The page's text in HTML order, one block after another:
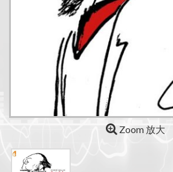
Zoom 放大